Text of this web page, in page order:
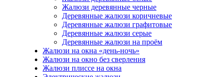
Жалюзи деревянные черные
Деревянные жалюзи коричневые
Деревянные жалюзи графитовые
Деревянные жалюзи серые
Деревянные жалюзи на проём
Жалюзи на окна «день-ночь»
Жалюзи на окно без сверления
Жалюзи плиссе на окна